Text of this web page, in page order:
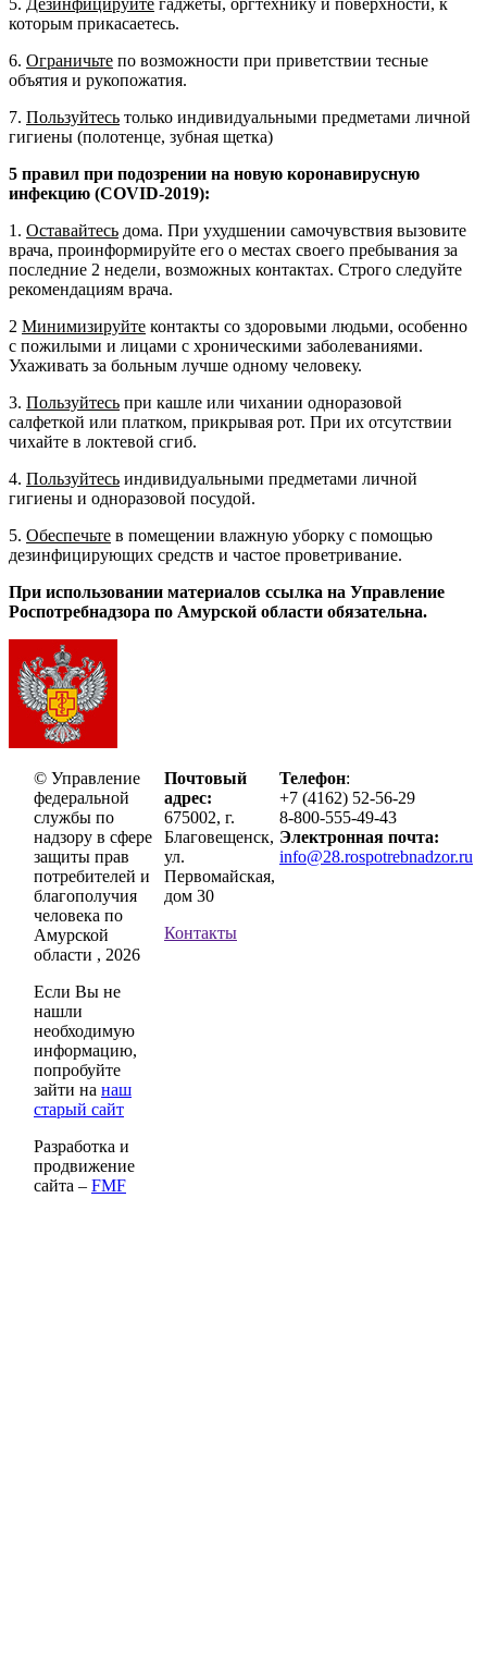
которым прикасаетесь.
6. Ограничьте по возможности при приветствии тесные
объятия и рукопожатия.
7. Пользуйтесь только индивидуальными предметами личной
гигиены (полотенце, зубная щетка)
5 правил при подозрении на новую коронавирусную
инфекцию (COVID-2019):
1. Оставайтесь дома. При ухудшении самочувствия вызовите
врача, проинформируйте его о местах своего пребывания за
последние 2 недели, возможных контактах. Строго следуйте
рекомендациям врача.
2 Минимизируйте контакты со здоровыми людьми, особенно
с пожилыми и лицами с хроническими заболеваниями.
Ухаживать за больным лучше одному человеку.
3. Пользуйтесь при кашле или чихании одноразовой
салфеткой или платком, прикрывая рот. При их отсутствии
чихайте в локтевой сгиб.
4. Пользуйтесь индивидуальными предметами личной
гигиены и одноразовой посудой.
5. Обеспечьте в помещении влажную уборку с помощью
дезинфицирующих средств и частое проветривание.
При использовании материалов ссылка на Управление
Роспотребнадзора по Амурской области обязательна.
© Управление
федеральной
службы по
надзору в сфере
защиты прав
потребителей и
благополучия
человека по
Амурской
области , 2026
Если Вы не
нашли
необходимую
информацию,
попробуйте
зайти на наш
старый сайт
Разработка и
продвижение
сайта – FMF
Почтовый
адрес:
675002, г.
Благовещенск,
ул.
Первомайская,
дом 30
Контакты
Телефон:
+7 (4162) 52-56-29
8-800-555-49-43
Электронная почта:
info@28.rospotrebnadzor.ru